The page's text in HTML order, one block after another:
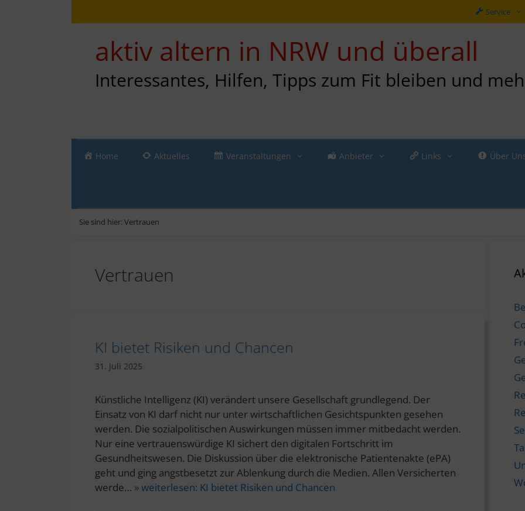
Service
aktiv altern in NRW und überall
Interessantes, Hilfen, Tipps zum Fit bleiben und
Home Aktuelles Veranstaltungen Anbieter Links Über
Sie sind hier: Vertrauen
Vertrauen
KI bietet Risiken und Chancen
31. Juli 2025
Künstliche Intelligenz (KI) verändert unsere Gesellschaft grundlegend. Der
Einsatz von KI darf nicht nur unter wirtschaftlichen Gesichtspunkten gesehen
werden. Die sozialpolitischen Auswirkungen müssen immer mitbedacht werden.
Nur eine vertrauenswürdige KI sichert den digitalen Fortschritt im
Gesundheitswesen. Die Diskussion über die elektronische Patientenakte (ePA)
geht und ging angstbesetzt zur Ablenkung durch die Medien. Allen Versicherten
werde… » weiterlesen: KI bietet Risiken und Chancen